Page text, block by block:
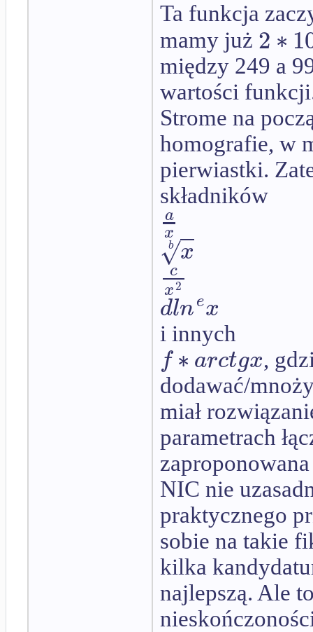
Ta funkcja
mamy już 2∗
między 249 a
wartości
Strome na
homografie, w
pierwiastki.
składników
a
x
x
√
b
c
x2
dlnex
i innych
f ∗ arctgx,
dodawać/
miał
parametrach
NIC nie
praktycznego
sobie na takie
kilka
najlepszą. Ale